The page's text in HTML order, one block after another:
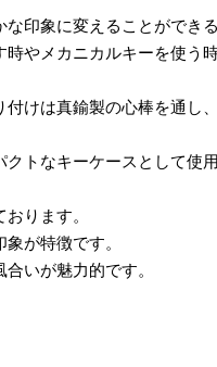
印象に変えることができ
やメカニカルキーを使う
けは真鍮製の心棒を通し
トなキーケースとして使
ります。
が特徴です。
いが魅力的です。